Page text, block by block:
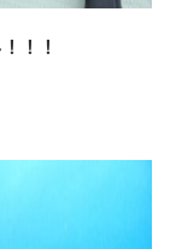
！！